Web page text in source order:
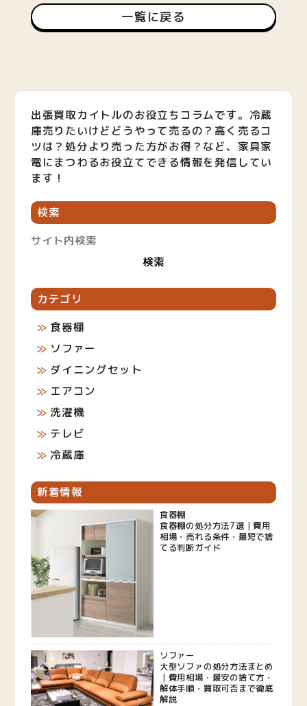
一覧に戻る
出張買取カイトルのお役立ちコラムです。冷蔵
庫売りたいけどどうやって売るの？高く売るコ
ツは？処分より売った方がお得？など、家具家
電にまつわるお役立てできる情報を発信してい
ます！
検索
カテゴリ
食器棚
ソファー
ダイニングセット
エアコン
洗濯機
テレビ
冷蔵庫
新着情報
食器棚
食器棚の処分方法7選｜費用
相場・売れる条件・最短で捨
てる判断ガイド
ソファー
大型ソファの処分方法まとめ
｜費用相場・最安の捨て方・
解体手順・買取可否まで徹底
解説